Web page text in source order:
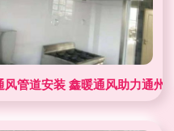
风管道安装 鑫暖通风助力通州